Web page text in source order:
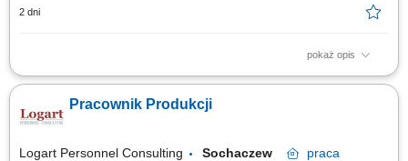
2 dni
pokaż opis
Opis stanowiska: Wykonywanie prac związanych z bieżącą produkcją;
wytwarzanych produktów; Montaż produktów; Dbanie o porządek i
bezpieczeństwo na stanowisku pracy; Współpraca z pozostałymi działami
Pracownik Produkcji
Logart Personnel Consulting Sochaczew
praca